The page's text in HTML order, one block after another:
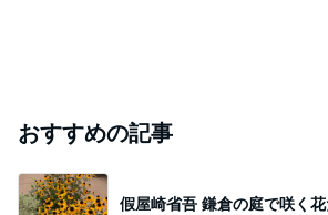
おすすめの記事
假屋崎省吾 鎌倉の庭で咲く